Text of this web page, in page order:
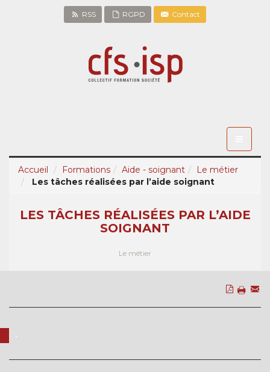
RSS RGPD Contact
Accueil
Formations Aide - soignant
Le métier
Les tâches réalisées par l’aide soignant
LES TÂCHES RÉALISÉES PAR L’AIDE
SOIGNANT
Le métier
.